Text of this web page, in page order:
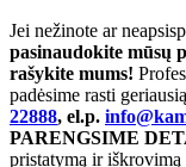
Jei nežinote ar
pasinaudokite mūsų
rašykite mums!
padėsime rasti
22888, el.p.
PARENGSIME
pristatymą ir